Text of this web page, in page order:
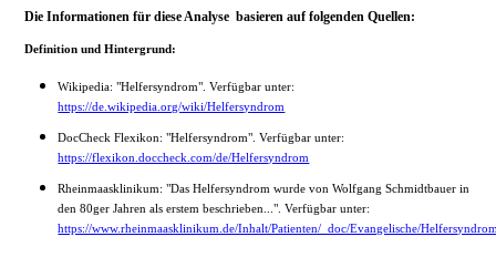
Die Informationen für diese Analyse basieren auf folgenden Quellen:
Definition und Hintergrund:
Wikipedia: "Helfersyndrom". Verfügbar unter:
https://de.wikipedia.org/wiki/Helfersyndrom
DocCheck Flexikon: "Helfersyndrom". Verfügbar unter:
https://flexikon.doccheck.com/de/Helfersyndrom
Rheinmaasklinikum: "Das Helfersyndrom wurde von Wolfgang Schmidtbauer in
den 80ger Jahren als erstem beschrieben...". Verfügbar unter:
https://www.rheinmaasklinikum.de/Inhalt/Patienten/_doc/Evangelische/